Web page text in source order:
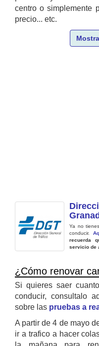
centro o simplemente
precio... etc.
Ya no
conducir.
recuerda
servicio de
¿Cómo renovar
Si quieres saer
conducir, consultalo
sobre las pruebas a
A partir de 4 de mayo
ir a trafico a hacer